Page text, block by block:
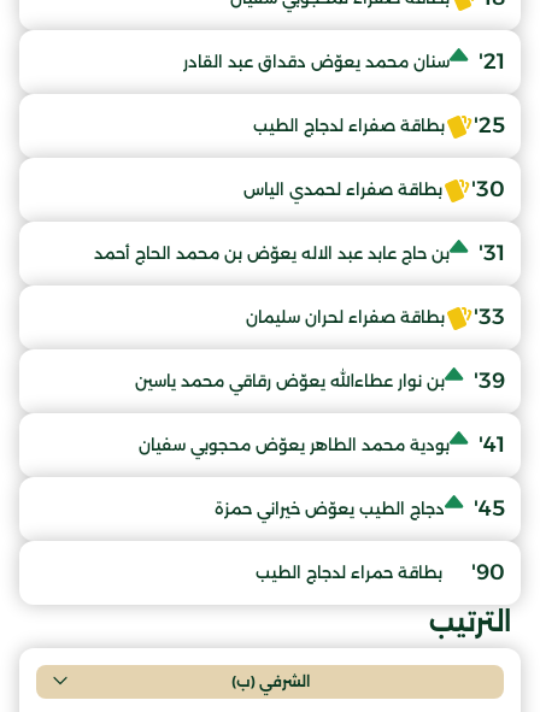
21' سنان محمد يعوّض دقداق عبد القادر
25' بطاقة صفراء لدجاج الطيب
30' بطاقة صفراء لحمدي الياس
31' بن حاج عابد عبد الاله يعوّض بن محمد الحاج أحمد
33' بطاقة صفراء لحران سليمان
39' بن نوار عطاءالله يعوّض رقاقي محمد ياسين
41' بودية محمد الطاهر يعوّض محجوبي سفيان
45' دجاج الطيب يعوّض خيراني حمزة
90' بطاقة حمراء لدجاج الطيب
الترتيب
الشرفي (ب)